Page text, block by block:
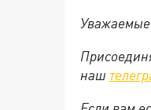
Уважаемые
наш